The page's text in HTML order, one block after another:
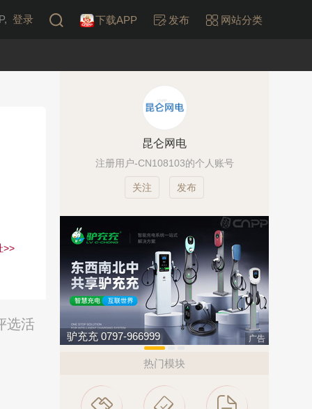
登录 下载APP 发布 网站分类
>>
选活
昆仑网电
注册用户-CN108103的个人账号
发布
驴充充 0797-966999 广告
热门模块